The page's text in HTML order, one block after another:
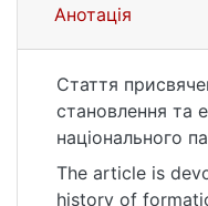
ресурсів. 2023.
10.17721/2786-
Анотація
Стаття
становлення та
національного
контексті. Були
фактори, які
The article is
history of